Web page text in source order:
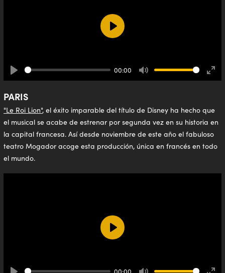
Play
00:00
Mute
Play
PARIS
"Le Roi Lion", el éxito imparable del título de Disney ha hecho que
el musical se acabe de estrenar por segunda vez en su historia en
la capital francesa. Así desde noviembre de este año el fabuloso
teatro Mogador acoge esta producción, única en francés en todo
el mundo.
Play